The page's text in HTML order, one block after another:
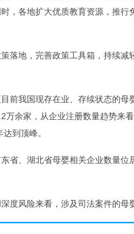
，各地扩大优质教育资源，推
落地，完善政策工具箱，持续
前我国现存在业、存续状态的
万余家，从企业注册数量趋势来
到顶峰。
省、湖北省母婴相关企业数量
度风险来看，涉及司法案件的母